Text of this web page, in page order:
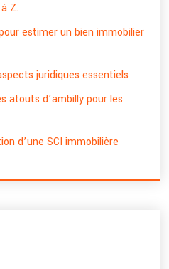
Z.
estimer un bien immobilier
juridiques essentiels
atouts d’ambilly pour les
d’une SCI immobilière